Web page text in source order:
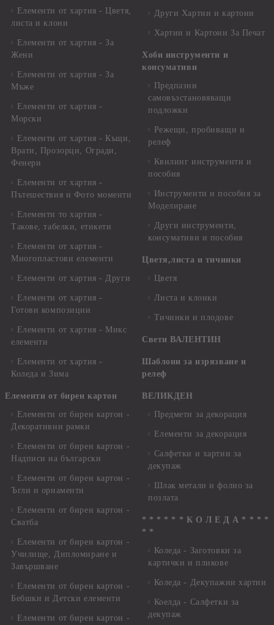
Елементи от хартия - Цветя,
листа и клони
Елементи от хартия - За
Жени
Елементи от хартия - За
Мъже
Елементи от хартия -
Морски
Елементи от хартия - Къщи,
Врати, Прозорци, Огради,
Фенери
Елементи от хартия -
Пътешествия и Фото моменти
Елементи то хартия -
Такове, табелки, етикети
Елементи от хартия -
Многопластови елементи
Елементи от хартия - Други
Елементи от хартия -
Готови композиции
Елементи от хартия - Микс
елементи
Елементи от хартия -
Коледа и Зима
Елементи от бирен картон
Елементи от бирен картон -
Декоративни рамки
Елементи от бирен картон -
Надписи на български
Елементи от бирен картон -
Ъгли и орнаменти
Елементи от бирен картон -
Сватба
Елементи от бирен картон -
Училище, Дипломиране и
Завършване
Елементи от бирен картон -
Бебшки и Детски елементи
Елементи от бирен картон -
Други Хартии и картони
Хартии и Картони За Печат
Хоби инструменти и
консумативи
Предпазни
самовъзстановяващи
подложки
Режещи, пробиващи и
релеф
Квилинг инструменти и
пособия
Инструменти и пособия за
Моделиране
Други инструменти,
консумативи и пособия
Цветя,листа и тичинки
Цветя
Листа и клонки
Тичинки и плодове
Свети ВАЛЕНТИН
Шаблони за изрязване и
релеф
ВЕЛИКДЕН
Предмети за декорация
Елементи за декорация
Салфетки и хартии за
декупаж
Шлак метали и фолио за
позлата
* * * * * * К О Л Е Д А * * * *
* *
Коледа - Заготовки за
картички и пликове
Коледа - Декупажни хартии
Коелда - Салфетки за
декупаж